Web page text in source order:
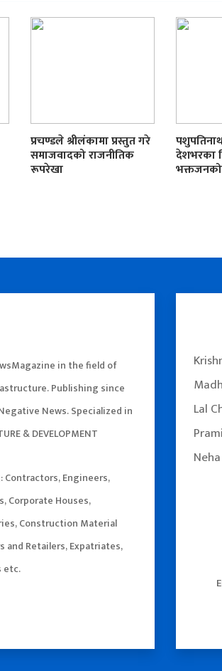
प्रचण्डले श्रीलंकामा प्रस्तुत गरे
समाजवादको राजनीतिक
रूपरेखा
देशभरका
in the field of
Publishing since
News. Specialized in
& DEVELOPMENT
Contractors, Engineers,
Corporate Houses,
Construction Material
and Retailers, Expatriates,
etc.
Lal